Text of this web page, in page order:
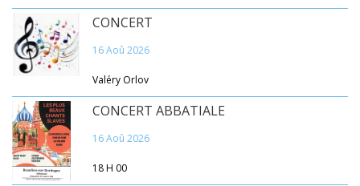
CONCERT
16 Aoû 2026
Valéry Orlov
CONCERT ABBATIALE
16 Aoû 2026
18 H 00